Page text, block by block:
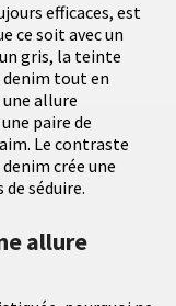
efficaces, est
ce soit avec un
gris, la teinte
tout en
allure
paire de
Le contraste
crée une
séduire.
allure